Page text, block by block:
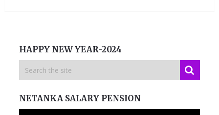
HAPPY NEW YEAR-2024
NETANKA SALARY PENSION